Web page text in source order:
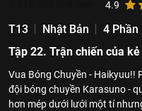
4.9
T13 Nhật Bản 4 Phần
Tập 22. Trận chiến của
Vua Bóng Chuyền - Haikyuu!!
đội bóng chuyền Karasuno -
hơn mép dưới lưới một tí